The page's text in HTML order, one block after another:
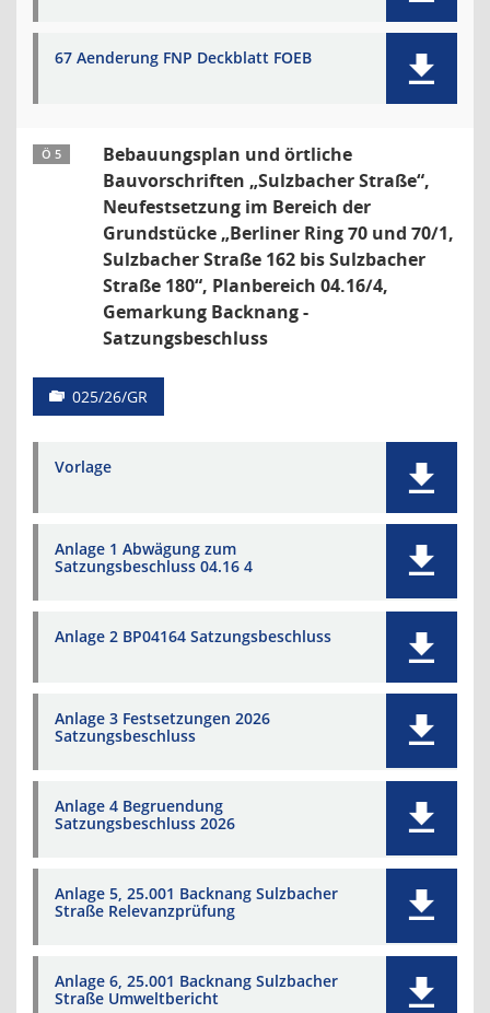
67 Aenderung FNP Deckblatt FOEB
Ö 5
Bebauungsplan und örtliche
Bauvorschriften „Sulzbacher Straße“,
Neufestsetzung im Bereich der
Grundstücke „Berliner Ring 70 und 70/1,
Sulzbacher Straße 162 bis Sulzbacher
Straße 180“, Planbereich 04.16/4,
Gemarkung Backnang -
Satzungsbeschluss
025/26/GR
Vorlage
Anlage 1 Abwägung zum
Satzungsbeschluss 04.16 4
Anlage 2 BP04164 Satzungsbeschluss
Anlage 3 Festsetzungen 2026
Satzungsbeschluss
Anlage 4 Begruendung
Satzungsbeschluss 2026
Anlage 5, 25.001 Backnang Sulzbacher
Straße Relevanzprüfung
Anlage 6, 25.001 Backnang Sulzbacher
Straße Umweltbericht